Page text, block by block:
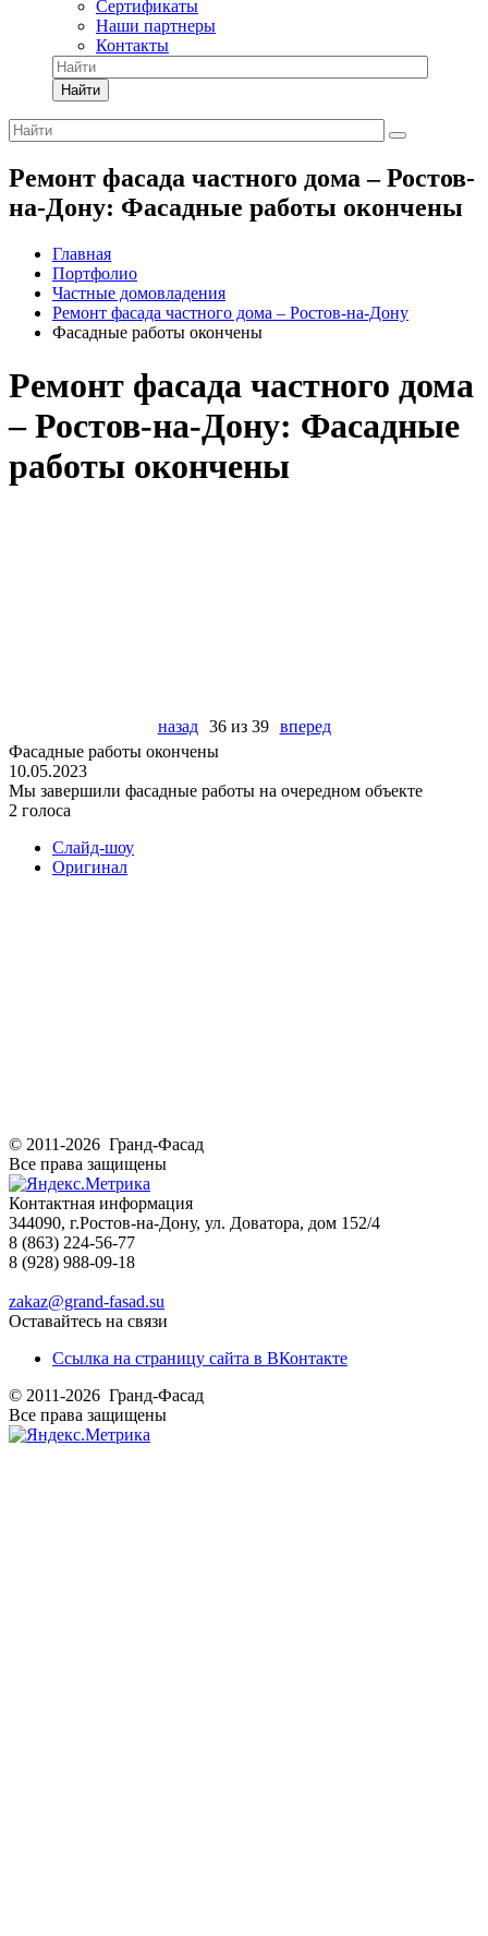
Сертификаты
Наши партнеры
Контакты
Найти
Ремонт фасада частного дома – Ростов-
на-Дону: Фасадные работы окончены
Главная
Портфолио
Частные домовладения
Ремонт фасада частного дома – Ростов-на-Дону
Фасадные работы окончены
Ремонт фасада частного дома
– Ростов-на-Дону: Фасадные
работы окончены
назад 36 из 39
вперед
Фасадные работы окончены
10.05.2023
Мы завершили фасадные работы на очередном объекте
2 голоса
Слайд-шоу
Оригинал
© 2011-2026 Гранд-Фасад
Все права защищены
Контактная информация
344090, г.Ростов-на-Дону, ул. Доватора, дом 152/4
8 (863) 224-56-77
8 (928) 988-09-18
zakaz@grand-fasad.su
Оставайтесь на связи
Ссылка на страницу сайта в ВКонтакте
© 2011-2026 Гранд-Фасад
Все права защищены